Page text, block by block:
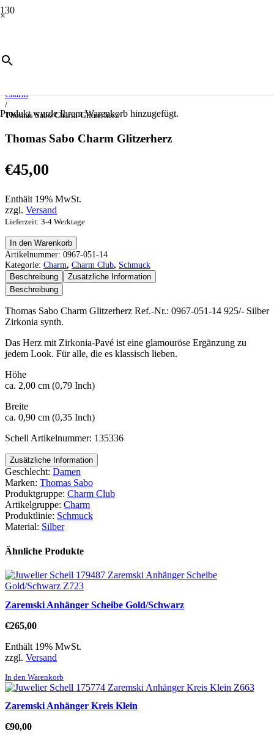
×
Produktwurde Ihrem Warenkorb hinzugefügt.
/
Charm
/
Thomas Sabo Charm Glitzerherz
Thomas Sabo Charm Glitzerherz
€45,00
Enthält 19% MwSt.
zzgl. Versand
Lieferzeit: 3-4 Werktage
Thomas
Sabo
Charm
Glitzerherz
Menge
In den Warenkorb
Artikelnummer: 0967-051-14
Kategorie: Charm, Charm Club, Schmuck
Beschreibung
Zusätzliche Information
Beschreibung
Thomas Sabo Charm Glitzerherz Ref.-Nr.: 0967-051-14 925/- Silber
Zirkonia synth.
Das Herz mit Zirkonia-Pavé ist eine glamouröse Ergänzung zu
jedem Look. Für alle, die es klassisch lieben.
Höhe
ca. 2,00 cm (0,79 Inch)
Breite
ca. 0,90 cm (0,35 Inch)
Schell Artikelnummer: 135336
Zusätzliche Information
Geschlecht: Damen
Marken: Thomas Sabo
Produktgruppe: Charm Club
Artikelgruppe: Charm
Produktlinie: Schmuck
Material: Silber
Ähnliche Produkte
Zaremski Anhänger Scheibe Gold/Schwarz
€265,00
Enthält 19% MwSt.
zzgl. Versand
In den Warenkorb
Zaremski Anhänger Kreis Klein
€90,00